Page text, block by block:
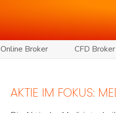
Online Broker CFD Broker
AKTIE IM FOKUS: